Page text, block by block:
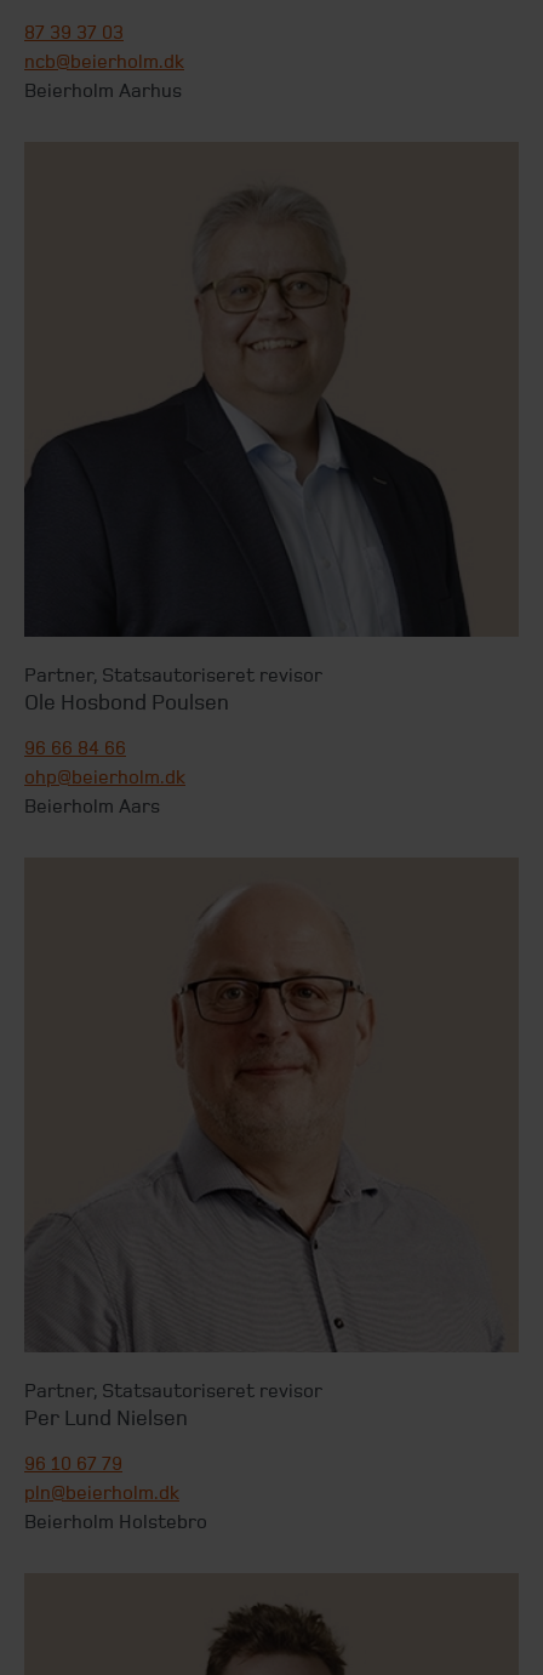
87 39 37 03
ncb@beierholm.dk
Beierholm Aarhus
Partner, Statsautoriseret revisor
Ole Hosbond Poulsen
96 66 84 66
ohp@beierholm.dk
Beierholm Aars
Partner, Statsautoriseret revisor
Per Lund Nielsen
96 10 67 79
pln@beierholm.dk
Beierholm Holstebro